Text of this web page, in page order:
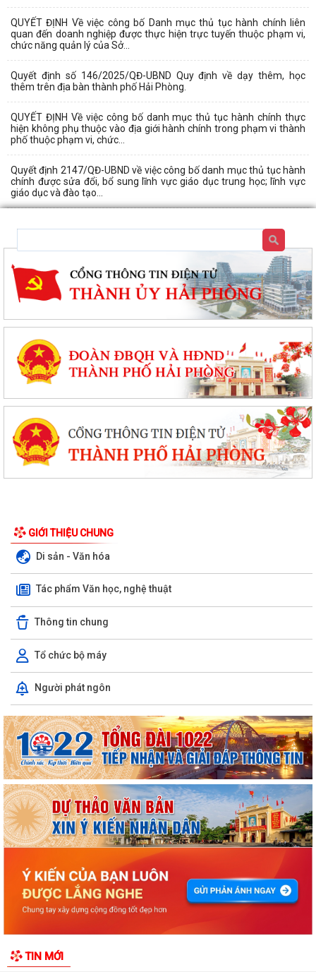
QUYẾT ĐỊNH Về việc công bố Danh mục thủ tục hành chính liên
quan đến doanh nghiệp được thực hiện trực tuyến thuộc phạm vi,
chức năng quản lý của Sở...
Quyết định số 146/2025/QĐ-UBND Quy định về dạy thêm, học
thêm trên địa bàn thành phố Hải Phòng.
QUYẾT ĐỊNH Về việc công bố danh mục thủ tục hành chính thực
hiện không phụ thuộc vào địa giới hành chính trong phạm vi thành
phố thuộc phạm vi, chức...
Quyết định 2147/QĐ-UBND về việc công bố danh mục thủ tục hành
chính được sửa đổi, bổ sung lĩnh vực giáo dục trung học; lĩnh vực
giáo dục và đào tạo...
GIỚI THIỆU CHUNG
Di sản - Văn hóa
Tác phẩm Văn học, nghệ thuật
Thông tin chung
Tổ chức bộ máy
Người phát ngôn
TIN MỚI
ỦY BAN NHÂN DÂN XÃ NGUYỄN BỈNH KHIÊM TUYÊN TRUYỀN, HƯỚNG
DẪN NGƯỜI DÂN CHUYỂN ĐỔI THIẾT BỊ, SIM...
KẾ HOẠCH Triển khai tuyển chọn thực tập sinh nữ đi thực tập kỹ thuật
tại Nhật Bản Đợt II năm 2026
Kỷ niệm 79 năm Ngày Thương binh - Liệt sĩ (27-7-1947 – 27-7-2026)
KHẢO SÁT, THĂM DÒ Ý KIẾN SAU 01 NĂM THỰC HIỆN MÔ HÌNH CHÍNH
QUYỀN ĐỊA PHƯƠNG 02 CẤP
tư của cộng đồng các công trình,...